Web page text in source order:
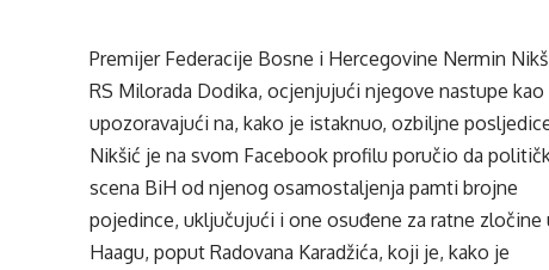
Premijer Federacije Bosne i Hercegovine Nermin
RS Milorada Dodika, ocjenjujući njegove nastupe
upozoravajući na, kako je istaknuo, ozbiljne
Nikšić je na svom Facebook profilu poručio da
scena BiH od njenog osamostaljenja pamti brojne
pojedince, uključujući i one osuđene za ratne zločine
Haagu, poput Radovana Karadžića, koji je, kako je